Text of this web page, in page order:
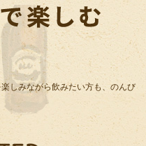
しみながら飲みたい方も、のんび